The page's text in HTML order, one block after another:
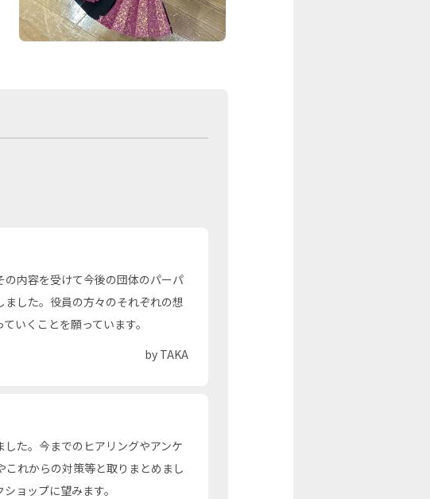
内容を受けて今後の団体のパーパ
した。役員の方々のそれぞれの想
いくことを願っています。
by TAKA
た。今までのヒアリングやアンケ
れからの対策等と取りまとめまし
ョップに望みます。